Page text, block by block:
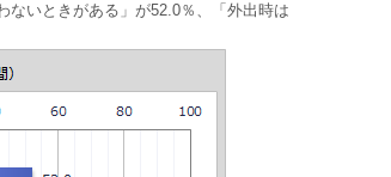
ないときがある」が52.0％、「外出時は